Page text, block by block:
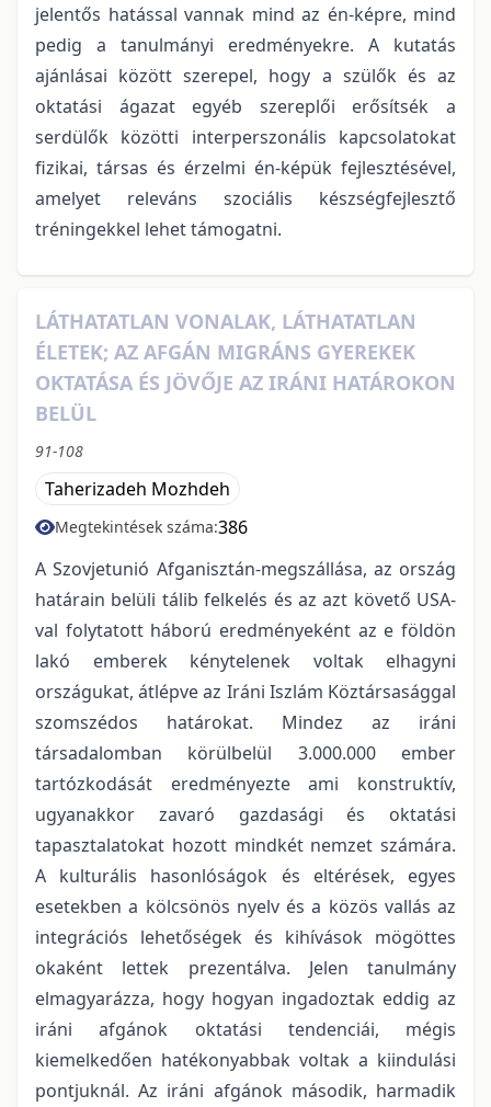
jelentős hatással vannak mind az én-képre, mind
pedig a tanulmányi eredményekre. A kutatás
ajánlásai között szerepel, hogy a szülők és az
oktatási ágazat egyéb szereplői erősítsék a
serdülők közötti interperszonális kapcsolatokat
fizikai, társas és érzelmi én-képük fejlesztésével,
amelyet releváns szociális készségfejlesztő
tréningekkel lehet támogatni.
LÁTHATATLAN VONALAK, LÁTHATATLAN
ÉLETEK; AZ AFGÁN MIGRÁNS GYEREKEK
OKTATÁSA ÉS JÖVŐJE AZ IRÁNI HATÁROKON
BELÜL
91-108
Taherizadeh Mozhdeh
Megtekintések száma:386
A Szovjetunió Afganisztán-megszállása, az ország
határain belüli tálib felkelés és az azt követő USA-
val folytatott háború eredményeként az e földön
lakó emberek kénytelenek voltak elhagyni
országukat, átlépve az Iráni Iszlám Köztársasággal
szomszédos határokat. Mindez az iráni
társadalomban körülbelül 3.000.000 ember
tartózkodását eredményezte ami konstruktív,
ugyanakkor zavaró gazdasági és oktatási
tapasztalatokat hozott mindkét nemzet számára.
A kulturális hasonlóságok és eltérések, egyes
esetekben a kölcsönös nyelv és a közös vallás az
integrációs lehetőségek és kihívások mögöttes
okaként lettek prezentálva. Jelen tanulmány
elmagyarázza, hogy hogyan ingadoztak eddig az
iráni afgánok oktatási tendenciái, mégis
kiemelkedően hatékonyabbak voltak a kiindulási
pontjuknál. Az iráni afgánok második, harmadik